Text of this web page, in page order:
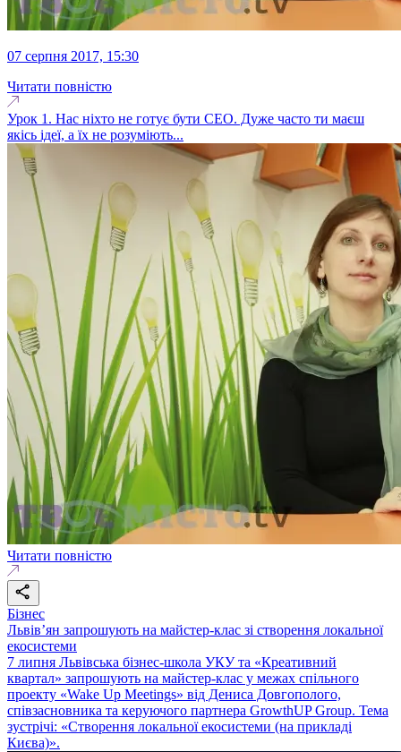
07 серпня 2017, 15:30
Читати повністю
Урок 1. Нас ніхто не готує бути СЕО. Дуже часто ти маєш
якісь ідеї, а їх не розуміють...
Читати повністю
Бізнес
Львів’ян запрошують на майстер-клас зі створення локальної
екосистеми
7 липня Львівська бізнес-школа УКУ та «Креативний
квартал» запрошують на майстер-клас у межах спільного
проекту «Wake Up Meetings» від Дениса Довгополого,
співзасновника та керуючого партнера GrowthUP Group. Тема
зустрічі: «Створення локальної екосистеми (на прикладі
Києва)».